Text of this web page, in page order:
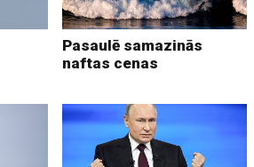
Pasaulē samazinās
naftas cenas